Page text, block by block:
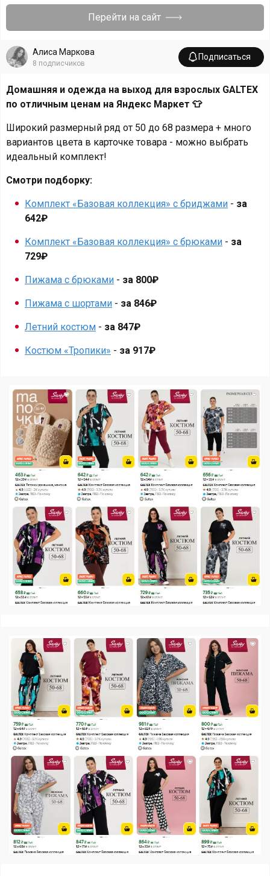
Перейти на сайт
Алиса Маркова
8 подписчиков
Подписаться
Домашняя и одежда на выход для взрослых GALTEX
по отличным ценам на Яндекс Маркет 👕
Широкий размерный ряд от 50 до 68 размера + много
вариантов цвета в карточке товара - можно выбрать
идеальный комплект!
Смотри подборку:
Комплект «Базовая коллекция» с бриджами - за
642₽
Комплект «Базовая коллекция» с брюками - за
729₽
Пижама с брюками - за 800₽
Пижама с шортами - за 846₽
Летний костюм - за 847₽
Костюм «Тропики» - за 917₽